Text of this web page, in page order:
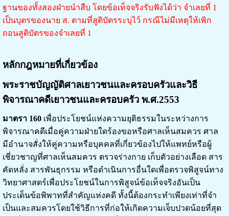
ฐานของทั้งสองฝ่ายนำสืบ โดยข้อเท็จจริงรับฟังได้ว่า จำเลยที่ 1
เป็นบุตรของนาย ส. ตามที่สูติบัตรระบุไว้ กรณีไม่มีเหตุให้เพิก
ถอนสูติบัตรของจำเลยที่ 1
หลักกฎหมายที่เกี่ยวข้อง
พระราชบัญญัติศาลเยาวชนและครอบครัวและวิธี
พิจารณาคดีเยาวชนและครอบครัว พ.ศ.2553
มาตรา 160เพื่อประโยชน์แห่งความยุติธรรมในระหว่างการ
พิจารณาคดีเมื่อคู่ความฝ่ายใดร้องขอหรือศาลเห็นสมควร ศาล
มีอํานาจสั่งให้คู่ความหรือบุคคลที่เกี่ยวข้องไปให้แพทย์หรือผู้
เชี่ยวชาญที่ศาลเห็นสมควร ตรวจร่างกาย เก็บตัวอย่างเลือด สาร
คัดหลั่ง สารพันธุกรรม หรือดําเนินการอื่นใดเพื่อตรวจพิสูจน์ทาง
วิทยาศาสตร์เพื่อประโยชน์ในการพิสูจน์ข้อเท็จจริงอันเป็น
ประเด็นข้อพิพาทที่สําคัญแห่งคดี ทั้งนี้ต้องกระทําเพียงเท่าที่จํา
เป็นและสมควรโดยใช้วิธีการที่ก่อให้เกิดความเจ็บปวดน้อยที่สุด